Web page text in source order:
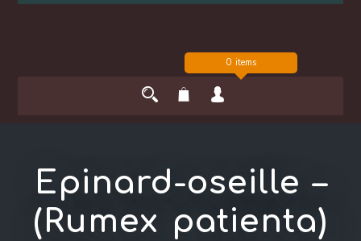
0 items
Epinard-oseille –
(Rumex patienta)